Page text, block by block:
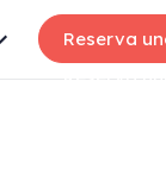
Reserva